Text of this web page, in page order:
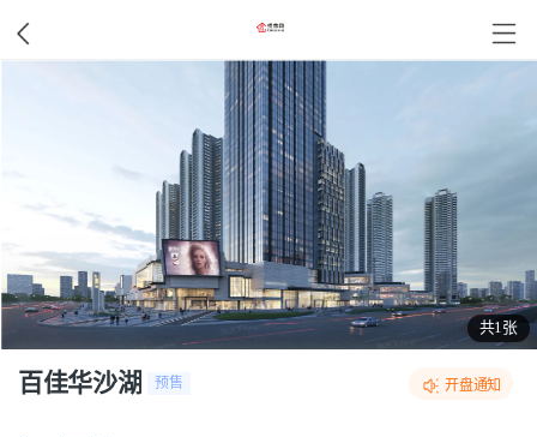
共1张
百佳华沙湖 预售 开盘通知